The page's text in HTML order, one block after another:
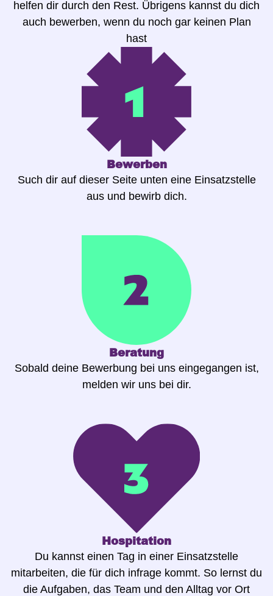
helfen dir durch den Rest. Übrigens kannst du dich
auch bewerben, wenn du noch gar keinen Plan
hast
Bewerben
Such dir auf dieser Seite unten eine Einsatzstelle
aus und bewirb dich.
Beratung
Sobald deine Bewerbung bei uns eingegangen ist,
melden wir uns bei dir.
Hospitation
Du kannst einen Tag in einer Einsatzstelle
mitarbeiten, die für dich infrage kommt. So lernst du
die Aufgaben, das Team und den Alltag vor Ort